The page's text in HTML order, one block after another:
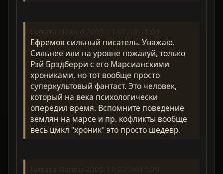
Ефремов сильный писатель. Уважаю.
Сильнее или на уровне пожалуй, только
Рэй Брэдберри с его Марсианскими
хрониками, но тот вообще просто
суперкультовый фантаст. Это человек,
который на века психологически
опередил время. Вспомните поведение
землян на марсе и пр. кофликты вообще
весь цмкл "хроник" это просто шедевр.